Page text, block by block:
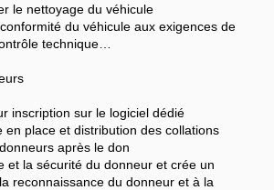
le nettoyage du véhicule
du véhicule aux exigences de
technique…
inscription sur le logiciel dédié
en place et distribution des collations
après le don
et la sécurité du donneur et crée un
reconnaissance du donneur et à la